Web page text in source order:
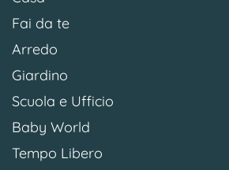
Fai da te
Arredo
Giardino
Scuola e Ufficio
Baby World
Tempo Libero